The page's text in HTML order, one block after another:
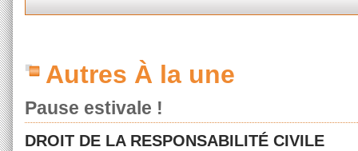
Autres À la une
Pause estivale !
DROIT DE LA RESPONSABILITÉ CIVILE